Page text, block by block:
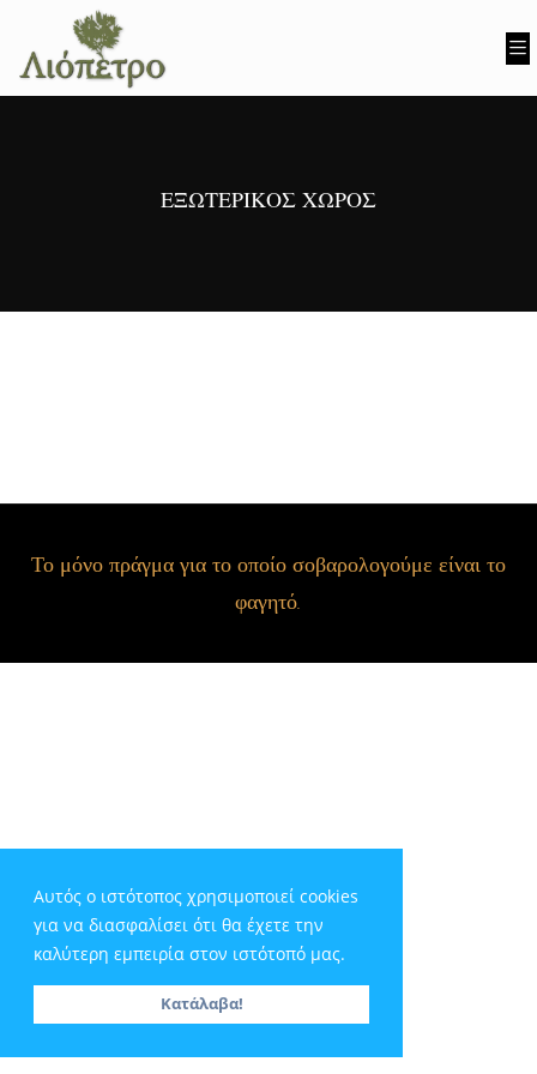
Αυτός ο ιστότοπος χρησιμοποιεί cookies
για να διασφαλίσει ότι θα έχετε την
καλύτερη εμπειρία στον ιστότοπό μας.
Κατάλαβα!
ΕΞΩΤΕΡΙΚΌΣ ΧΏΡΟΣ
Το μόνο πράγμα για το οποίο σοβαρολογούμε είναι το
φαγητό.